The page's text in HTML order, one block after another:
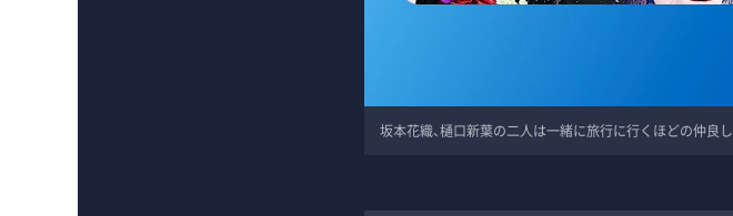
坂本花織、樋口新葉の二人は一緒に旅行に行くほどの仲良し